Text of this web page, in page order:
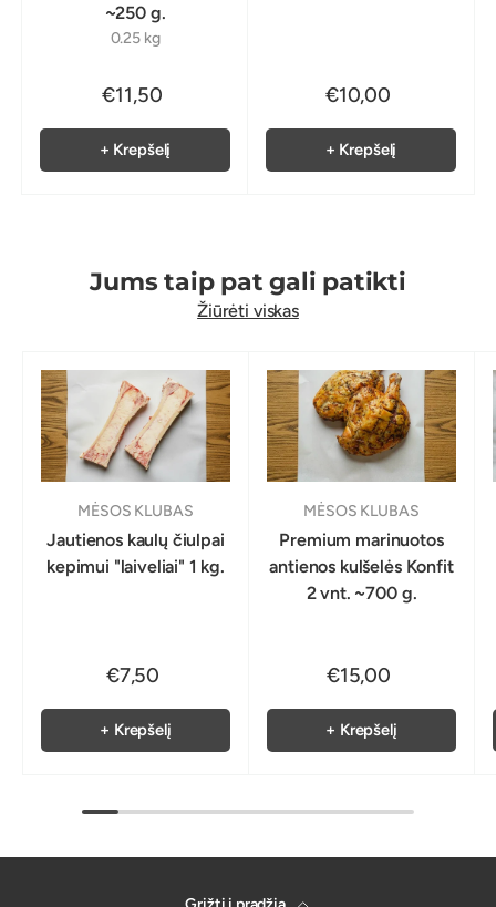
~250 g.
0.25 kg
€11,50
+ Krepšelį
€10,00
+ Krepšelį
Jums taip pat gali patikti
Žiūrėti viskas
MĖSOS KLUBAS
Jautienos kaulų čiulpai
kepimui "laiveliai" 1 kg.
€7,50
+ Krepšelį
MĖSOS KLUBAS
Premium marinuotos
antienos kulšelės Konfit
2 vnt. ~700 g.
€15,00
+ Krepšelį